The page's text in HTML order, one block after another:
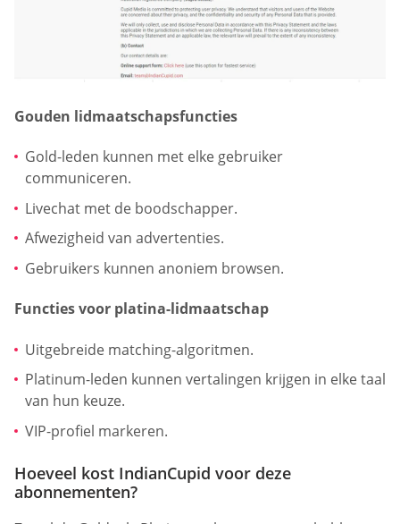
Gouden lidmaatschapsfuncties
Gold-leden kunnen met elke gebruiker
communiceren.
Livechat met de boodschapper.
Afwezigheid van advertenties.
Gebruikers kunnen anoniem browsen.
Functies voor platina-lidmaatschap
Uitgebreide matching-algoritmen.
Platinum-leden kunnen vertalingen krijgen in elke taal
van hun keuze.
VIP-profiel markeren.
Hoeveel kost IndianCupid voor deze
abonnementen?